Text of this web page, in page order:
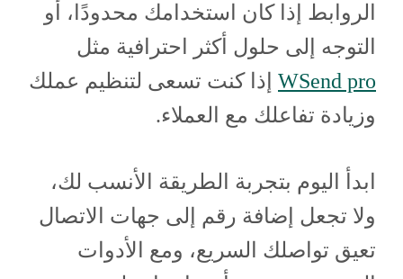
الروابط إذا كان استخدامك محدودًا، أو
التوجه إلى حلول أكثر احترافية مثل
WSend pro إذا كنت تسعى لتنظيم عملك
وزيادة تفاعلك مع العملاء.
ابدأ اليوم بتجربة الطريقة الأنسب لك،
ولا تجعل إضافة رقم إلى جهات الاتصال
تعيق تواصلك السريع، ومع الأدوات